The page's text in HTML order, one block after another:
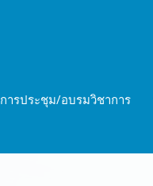
การประชุม/อบรมวิชาการ